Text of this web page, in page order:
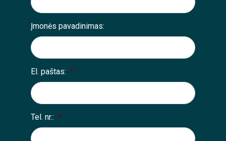
Įmonės pavadinimas:
El. paštas: *
Tel. nr.: *